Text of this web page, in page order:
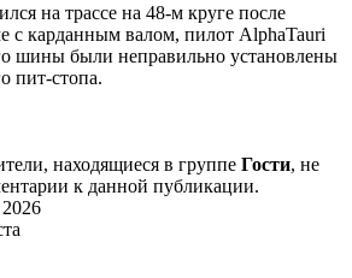
на трассе на 48-м круге после
с карданным валом, пилот AlphaTauri
шины были неправильно установлены
пит-стопа.
находящиеся в группе Гости, не
к данной публикации.